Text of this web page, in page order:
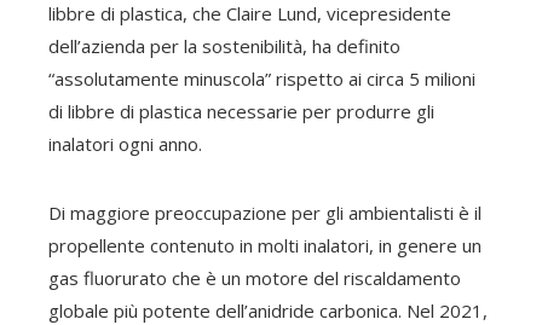
libbre di plastica, che Claire Lund, vicepresidente
dell’azienda per la sostenibilità, ha definito
“assolutamente minuscola” rispetto ai circa 5 milioni
di libbre di plastica necessarie per produrre gli
inalatori ogni anno.
Di maggiore preoccupazione per gli ambientalisti è il
propellente contenuto in molti inalatori, in genere un
gas fluorurato che è un motore del riscaldamento
globale più potente dell’anidride carbonica. Nel 2021,